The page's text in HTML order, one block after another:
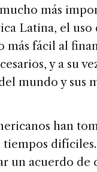
más
Latina, el
más fácil al
y a su
mundo y sus
han
tiempos
un acuerdo de